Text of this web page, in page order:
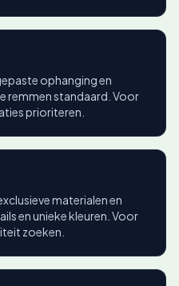
ophanging en
remmen standaard. Voor
prioriteren.
materialen en
en unieke kleuren. Voor
zoeken.